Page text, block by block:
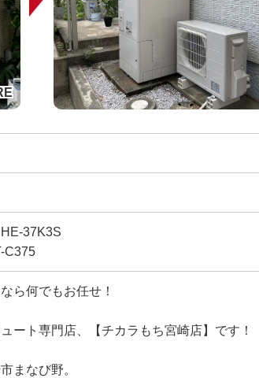
37K3S
C375
ら何でもお任せ！
ート専門店、【チカラもち宮崎店】です！
まなび野。